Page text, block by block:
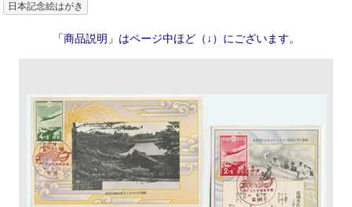
日本記念絵はがき
「商品説明」はページ中ほど（↓）にございます。